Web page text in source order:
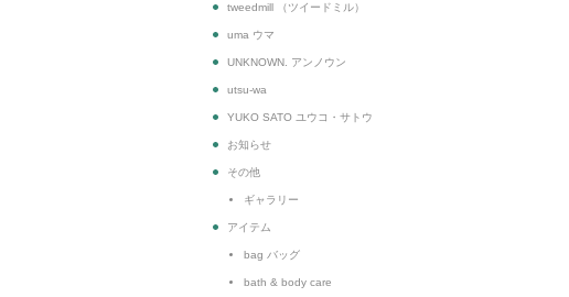
tweedmill （ツイードミル）
uma ウマ
UNKNOWN. アンノウン
utsu-wa
YUKO SATO ユウコ・サトウ
お知らせ
その他
ギャラリー
アイテム
bag バッグ
bath & body care